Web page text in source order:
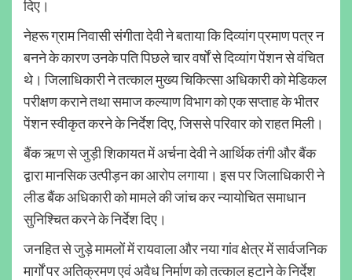
दिए।
नेहरू ग्राम निवासी संगीता देवी ने बताया कि दिव्यांग प्रमाण पत्र न
बनने के कारण उनके पति पिछले चार वर्षों से दिव्यांग पेंशन से वंचित
थे। जिलाधिकारी ने तत्काल मुख्य चिकित्सा अधिकारी को मेडिकल
परीक्षण कराने तथा समाज कल्याण विभाग को एक सप्ताह के भीतर
पेंशन स्वीकृत करने के निर्देश दिए, जिससे परिवार को राहत मिली।
बैंक ऋण से जुड़ी शिकायत में अर्चना देवी ने आर्थिक तंगी और बैंक
द्वारा मानसिक उत्पीड़न का आरोप लगाया। इस पर जिलाधिकारी ने
लीड बैंक अधिकारी को मामले की जांच कर न्यायोचित समाधान
सुनिश्चित करने के निर्देश दिए।
जनहित से जुड़े मामलों में रायवाला और नया गांव क्षेत्र में सार्वजनिक
मार्गों पर अतिक्रमण एवं अवैध निर्माण को तत्काल हटाने के निर्देश